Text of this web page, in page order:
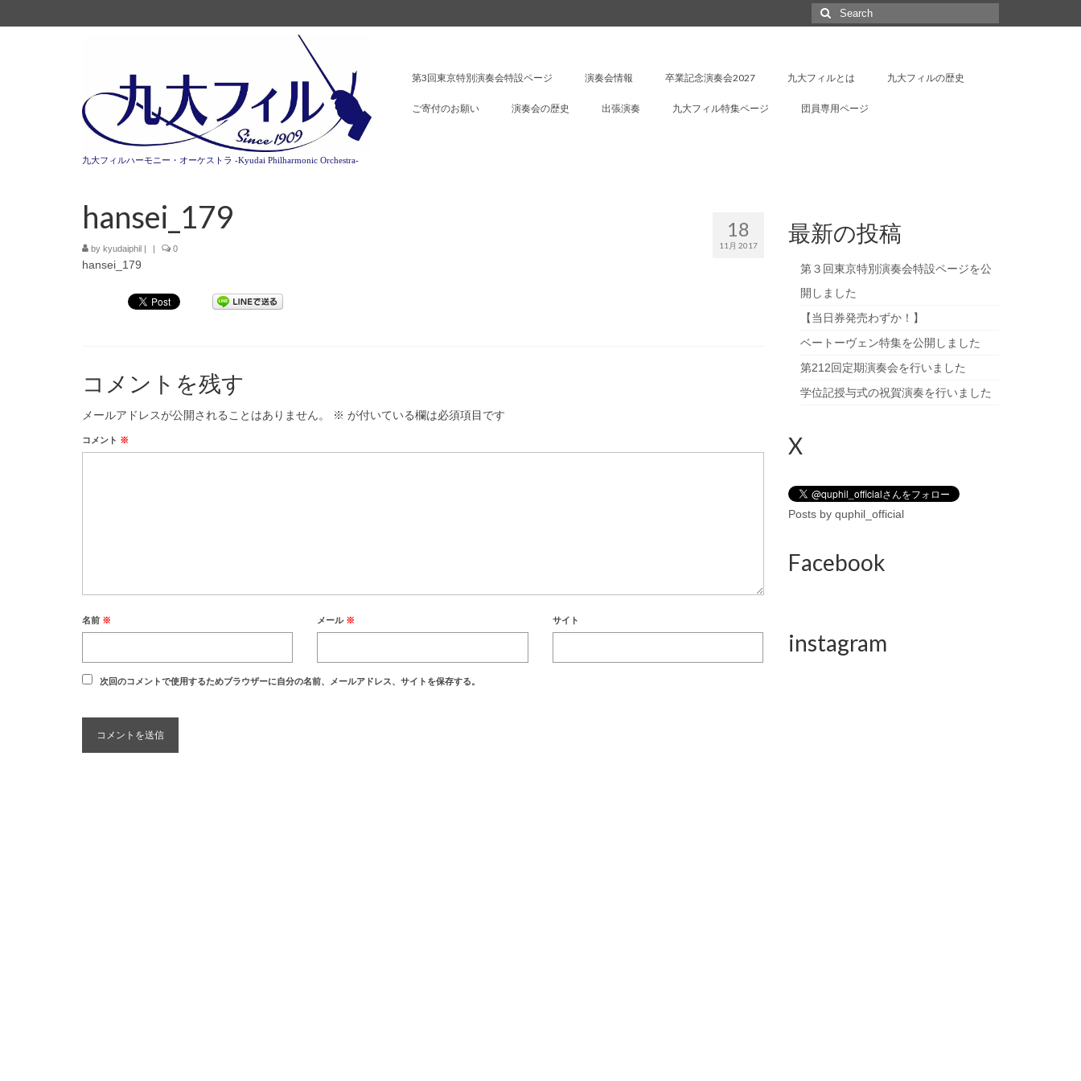
Search
for:
九大フィルハーモニー・オーケストラ -Kyudai Philharmonic Orchestra-
第3回東京特別演奏会特設ページ 演奏会情報 卒業記念演奏会2027 九大フィルとは 九大フィルの歴史
ご寄付のお願い 演奏会の歴史 出張演奏 九大フィル特集ページ 団員専用ページ
18
11月 2017
hansei_179
by kyudaiphil | | 0
hansei_179
コメントを残す
メールアドレスが公開されることはありません。 ※ が付いている欄は必須項目です
コメント ※
名前 ※ メール ※ サイト
次回のコメントで使用するためブラウザーに自分の名前、メールアドレス、サイトを保存する。
最新の投稿
第３回東京特別演奏会特設ページを公
開しました
【当日券発売わずか！】
ベートーヴェン特集を公開しました
第212回定期演奏会を行いました
学位記授与式の祝賀演奏を行いました
X
Posts by quphil_official
Facebook
instagram